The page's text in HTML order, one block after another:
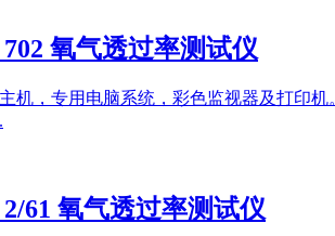
氧气透过率测试仪
机，专用电脑系统，彩色监视器及打印
61 氧气透过率测试仪